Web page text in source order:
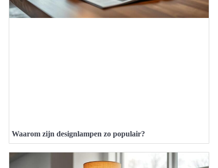
Waarom zijn designlampen zo populair?